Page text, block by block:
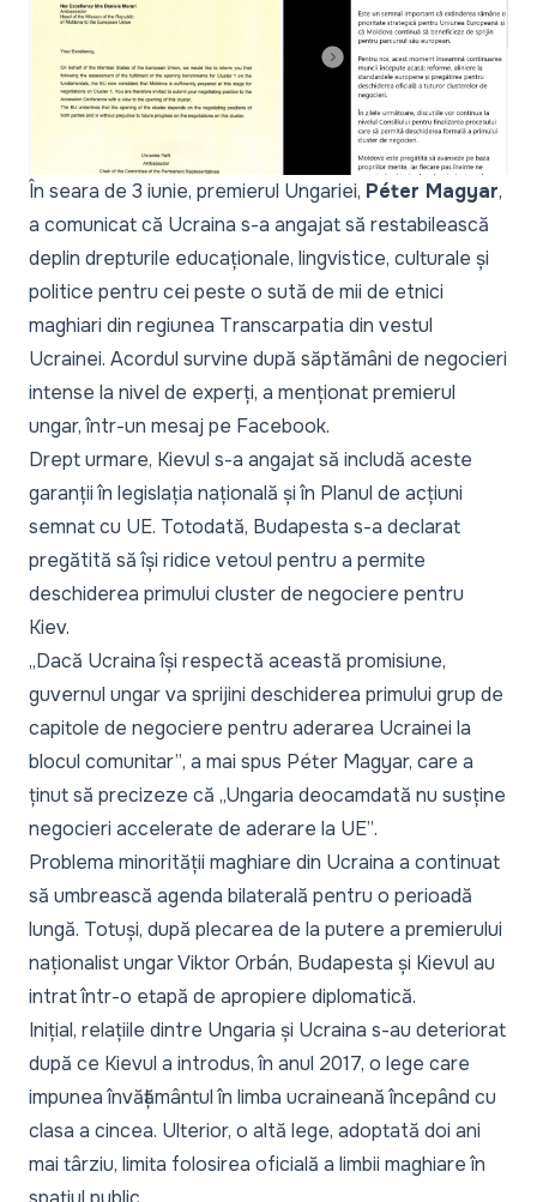
În seara de 3 iunie, premierul Ungariei, Péter Magyar,
a comunicat că Ucraina s-a angajat să restabilească
deplin drepturile educaționale, lingvistice, culturale și
politice pentru cei peste o sută de mii de etnici
maghiari din regiunea Transcarpatia din vestul
Ucrainei. Acordul survine după săptămâni de negocieri
intense la nivel de experți, a menționat premierul
ungar, într-un mesaj pe Facebook.
Drept urmare, Kievul s-a angajat să includă aceste
garanții în legislația națională și în Planul de acțiuni
semnat cu UE. Totodată, Budapesta s-a declarat
pregătită să își ridice vetoul pentru a permite
deschiderea primului cluster de negociere pentru
Kiev.
„Dacă Ucraina își respectă această promisiune,
guvernul ungar va sprijini deschiderea primului grup de
capitole de negociere pentru aderarea Ucrainei la
blocul comunitar”, a mai spus Péter Magyar, care a
ținut să precizeze că „Ungaria deocamdată nu susține
negocieri accelerate de aderare la UE”.
Problema minorității maghiare din Ucraina a continuat
să umbrească agenda bilaterală pentru o perioadă
lungă. Totuși, după plecarea de la putere a premierului
naționalist ungar Viktor Orbán, Budapesta și Kievul au
intrat într-o etapă de apropiere diplomatică.
Inițial, relațiile dintre Ungaria și Ucraina s-au deteriorat
după ce Kievul a introdus, în anul 2017, o lege care
impunea învățământul în limba ucraineană începând cu
clasa a cincea. Ulterior, o altă lege, adoptată doi ani
mai târziu, limita folosirea oficială a limbii maghiare în